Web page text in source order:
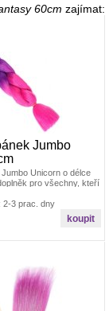
60cm zajímat:
Jumbo
Unicorn o délce
pro všechny, kteří
2-3 prac. dny